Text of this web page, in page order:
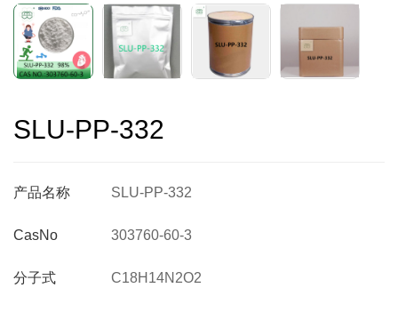
SLU-PP-332
产品名称
CasNo
分子式
SLU-PP-332
303760-60-3
C18H14N2O2